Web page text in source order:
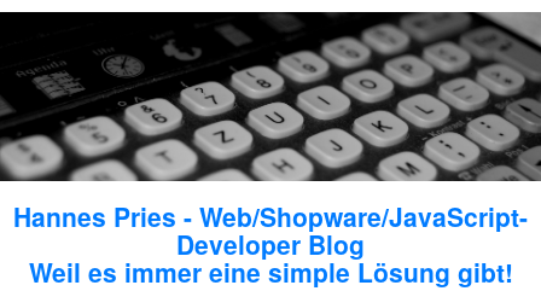
Hannes Pries - Web/Shopware/JavaScript-
Developer Blog
Weil es immer eine simple Lösung gibt!